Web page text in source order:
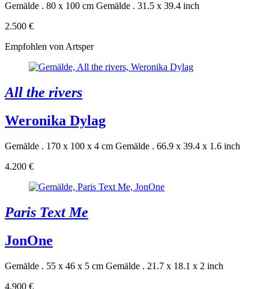
Gemälde . 80 x 100 cm Gemälde . 31.5 x 39.4 inch
2.500 €
Empfohlen von Artsper
All the rivers
Weronika Dylag
Gemälde . 170 x 100 x 4 cm Gemälde . 66.9 x 39.4 x 1.6 inch
4.200 €
Paris Text Me
JonOne
Gemälde . 55 x 46 x 5 cm Gemälde . 21.7 x 18.1 x 2 inch
4.900 €